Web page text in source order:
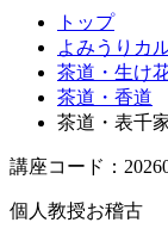
トップ
よみうりカ
茶道・生け
茶道・香道
茶道・表千
講座コード：
個人教授お稽古